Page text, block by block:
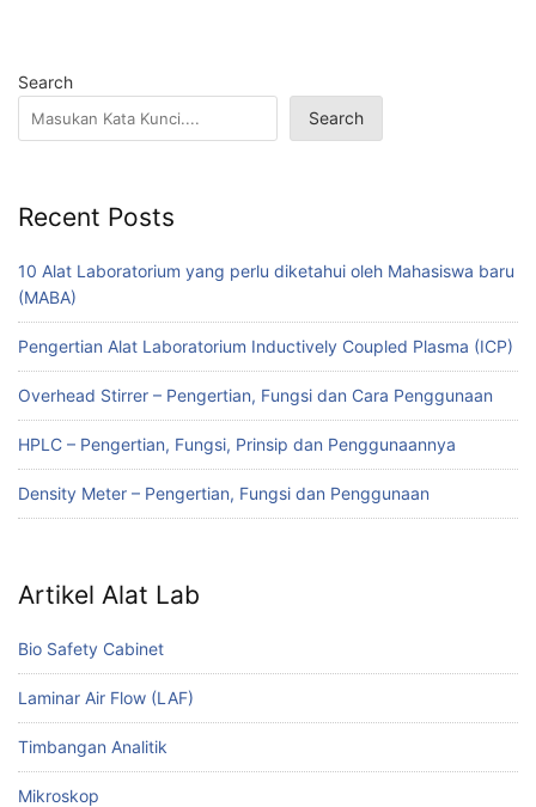
Search
Search
Recent Posts
10 Alat Laboratorium yang perlu diketahui oleh Mahasiswa baru
(MABA)
Pengertian Alat Laboratorium Inductively Coupled Plasma (ICP)
Overhead Stirrer – Pengertian, Fungsi dan Cara Penggunaan
HPLC – Pengertian, Fungsi, Prinsip dan Penggunaannya
Density Meter – Pengertian, Fungsi dan Penggunaan
Artikel Alat Lab
Bio Safety Cabinet
Laminar Air Flow (LAF)
Timbangan Analitik
Mikroskop